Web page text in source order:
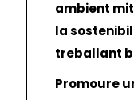
ambient
la
treballant
Promoure